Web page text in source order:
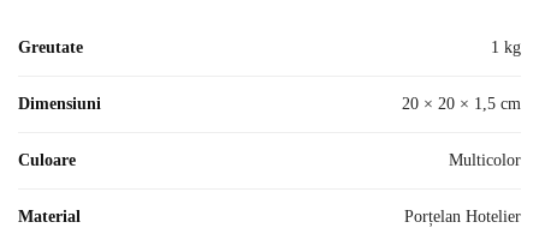
Greutate 1 kg
Dimensiuni 20 × 20 × 1,5 cm
Culoare Multicolor
Material Porțelan Hotelier